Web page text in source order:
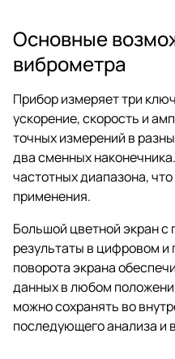
Основные
виброметра
Прибор измеряет три
ускорение, скорость и
точных измерений в
два сменных
частотных диапазона,
применения.
Большой цветной экран с
результаты в цифровом
поворота экрана
данных в любом
можно сохранять во
последующего анализа и